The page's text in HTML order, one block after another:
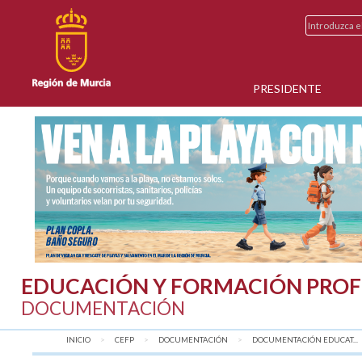
PRESIDENTE
EDUCACIÓN Y FORMACIÓN
DOCUMENTACIÓN
INICIO CEFP DOCUMENTACIÓN DOCUMENTACIÓN EDUCAT...